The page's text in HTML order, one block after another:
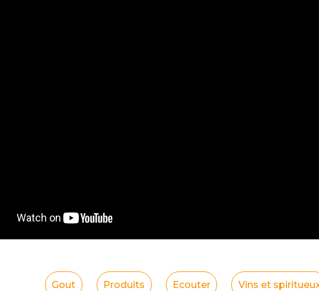
Gout Produits Ecouter Vins et